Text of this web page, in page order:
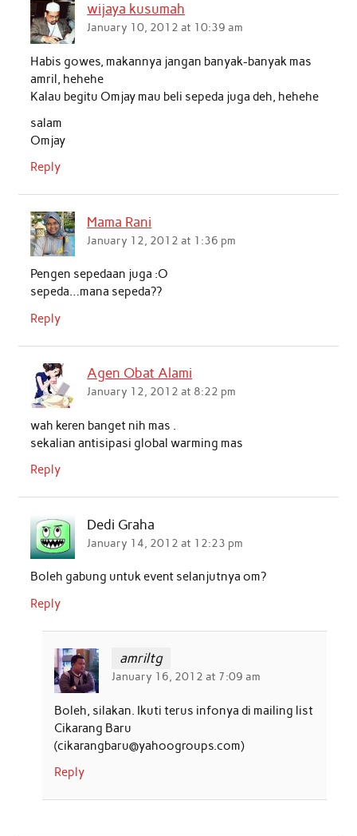
wijaya kusumah
January 10, 2012 at 10:39 am
Habis gowes, makannya jangan banyak-banyak mas
amril, hehehe
Kalau begitu Omjay mau beli sepeda juga deh, hehehe
salam
Omjay
Reply
Mama Rani
January 12, 2012 at 1:36 pm
Pengen sepedaan juga :O
sepeda…mana sepeda??
Reply
Agen Obat Alami
January 12, 2012 at 8:22 pm
wah keren banget nih mas .
sekalian antisipasi global warming mas
Reply
Dedi Graha
January 14, 2012 at 12:23 pm
Boleh gabung untuk event selanjutnya om?
Reply
amriltg
January 16, 2012 at 7:09 am
Boleh, silakan. Ikuti terus infonya di mailing list
Cikarang Baru
(cikarangbaru@yahoogroups.com)
Reply